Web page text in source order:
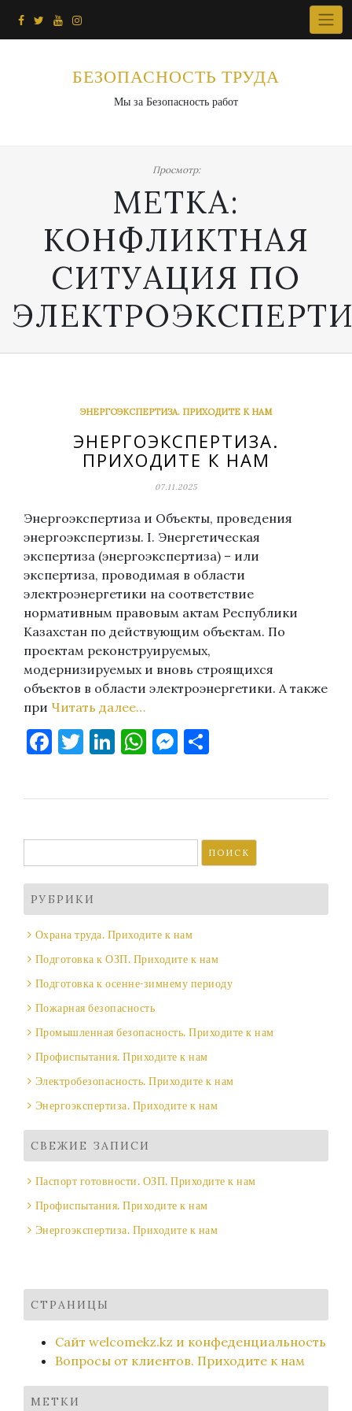
БЕЗОПАСНОСТЬ ТРУДА
Мы за Безопасность работ
Просмотр:
МЕТКА:
КОНФЛИКТНАЯ
СИТУАЦИЯ ПО
ЭНЕРГОЭКСПЕРТИЗА. ПРИХОДИТЕ К НАМ
ЭНЕРГОЭКСПЕРТИЗА.
ПРИХОДИТЕ К НАМ
07.11.2025
Энергоэкспертиза и Объекты, проведения
энергоэкспертизы. I. Энергетическая
экспертиза (энергоэкспертиза) – или
экспертиза, проводимая в области
электроэнергетики на соответствие
нормативным правовым актам Республики
Казахстан по действующим объектам. По
проектам реконструируемых,
модернизируемых и вновь строящихся
объектов в области электроэнергетики. А также
при Читать далее…
Facebook
Twitter
LinkedIn
WhatsApp
Messenger
РУБРИКИ
Охрана труда. Приходите к нам
Подготовка к ОЗП. Приходите к нам
Подготовка к осенне-зимнему периоду
Пожарная безопасность
Промышленная безопасность. Приходите к нам
Профиспытания. Приходите к нам
Электробезопасность. Приходите к нам
Энергоэкспертиза. Приходите к нам
СВЕЖИЕ ЗАПИСИ
Паспорт готовности. ОЗП. Приходите к нам
Профиспытания. Приходите к нам
Энергоэкспертиза. Приходите к нам
СТРАНИЦЫ
Сайт welcomekz.kz и конфеденциальность
Вопросы от клиентов. Приходите к нам
МЕТКИ